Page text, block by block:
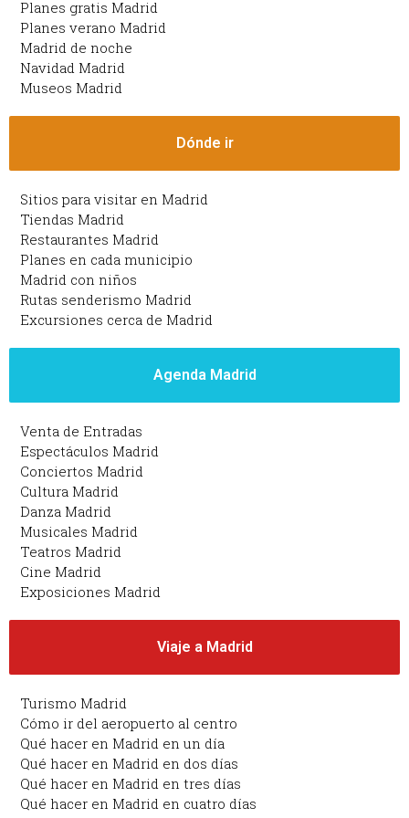
Planes gratis Madrid
Planes verano Madrid
Madrid de noche
Navidad Madrid
Museos Madrid
Dónde ir
Sitios para visitar en Madrid
Tiendas Madrid
Restaurantes Madrid
Planes en cada municipio
Madrid con niños
Rutas senderismo Madrid
Excursiones cerca de Madrid
Agenda Madrid
Venta de Entradas
Espectáculos Madrid
Conciertos Madrid
Cultura Madrid
Danza Madrid
Musicales Madrid
Teatros Madrid
Cine Madrid
Exposiciones Madrid
Viaje a Madrid
Turismo Madrid
Cómo ir del aeropuerto al centro
Qué hacer en Madrid en un día
Qué hacer en Madrid en dos días
Qué hacer en Madrid en tres días
Qué hacer en Madrid en cuatro días